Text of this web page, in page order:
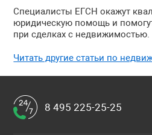
Специалисты ЕГСН окажут
юридическую помощь и
при сделках с недвижимостью.
Читать другие статьи по
8 495 225-25-25